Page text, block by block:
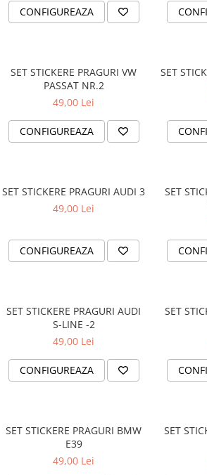
CONFIGUREAZA
SET STICKERE PRAGURI VW
PASSAT NR.2
49,00 Lei
CONFIGUREAZA
SET
SET STICKERE PRAGURI AUDI 3
49,00 Lei
CONFIGUREAZA
SET
SET STICKERE PRAGURI AUDI
S-LINE -2
49,00 Lei
CONFIGUREAZA
SET
SET STICKERE PRAGURI BMW
E39
49,00 Lei
SET